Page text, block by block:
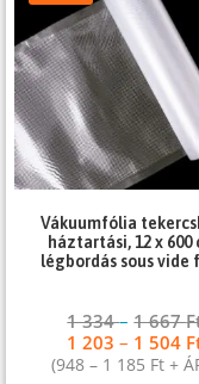
Vákuumfólia
háztartási, 12 x 600
légbordás sous vide
1 334–1 667
1 203– 1 504
(948– 1 185 Ft +